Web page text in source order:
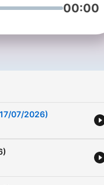
00:00
07/2026)